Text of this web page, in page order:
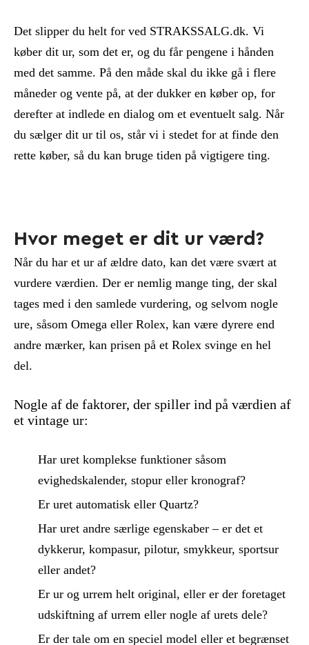
Det slipper du helt for ved STRAKSSALG.dk. Vi
køber dit ur, som det er, og du får pengene i hånden
med det samme. På den måde skal du ikke gå i flere
måneder og vente på, at der dukker en køber op, for
derefter at indlede en dialog om et eventuelt salg. Når
du sælger dit ur til os, står vi i stedet for at finde den
rette køber, så du kan bruge tiden på vigtigere ting.
Hvor meget er dit ur værd?
Når du har et ur af ældre dato, kan det være svært at
vurdere værdien. Der er nemlig mange ting, der skal
tages med i den samlede vurdering, og selvom nogle
ure, såsom Omega eller Rolex, kan være dyrere end
andre mærker, kan prisen på et Rolex svinge en hel
del.
Nogle af de faktorer, der spiller ind på værdien af
et vintage ur:
Har uret komplekse funktioner såsom
evighedskalender, stopur eller kronograf?
Er uret automatisk eller Quartz?
Har uret andre særlige egenskaber – er det et
dykkerur, kompasur, pilotur, smykkeur, sportsur
eller andet?
Er ur og urrem helt original, eller er der foretaget
udskiftning af urrem eller nogle af urets dele?
Er der tale om en speciel model eller et begrænset